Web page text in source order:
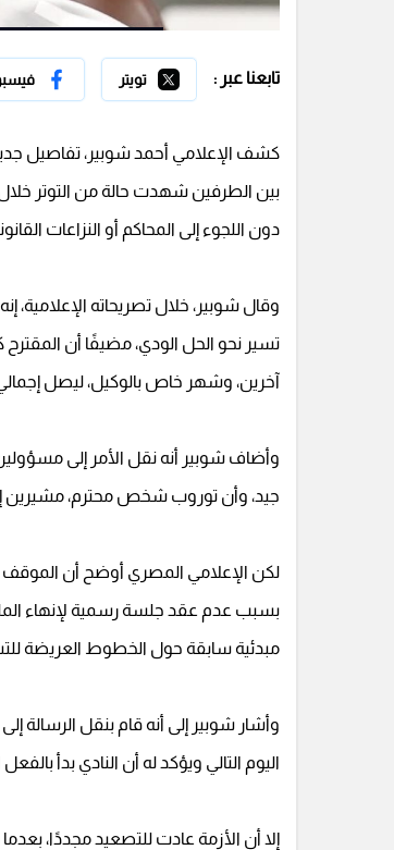
تابعنا عبر : تويتر
كشف الإعلامي أحمد شوبير، تفاصيل
بين الطرفين شهدت حالة من التوتر خلال
دون اللجوء إلى المحاكم أو النزاعات
وقال شوبير، خلال تصريحاته الإعلامية،
آخرين، وشهر خاص بالوكيل، ليصل إجمالي التسوية إلى ما يعادل 6
وأضاف شوبير أنه نقل الأمر إلى
جيد، وأن توروب شخص محترم، مشيرين
لكن الإعلامي المصري أوضح أن الموقف
بسبب عدم عقد جلسة رسمية لإنهاء
مبدئية سابقة حول الخطوط العريضة
وأشار شوبير إلى أنه قام بنقل
اليوم التالي ويؤكد له أن النادي بدأ
إلا أن الأزمة عادت للتصعيد مجددًا،